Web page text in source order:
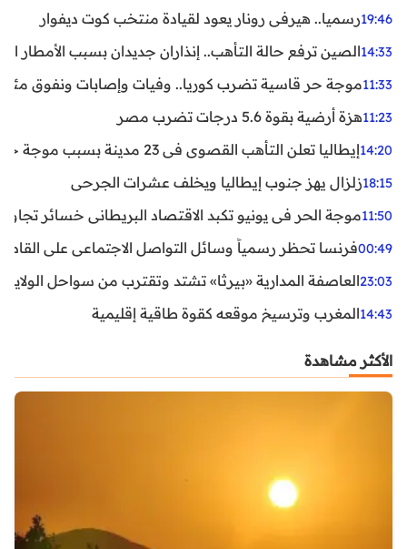
19:46رسميا.. هيرفي رونار يعود لقيادة منتخب كوت ديفوار
14:33الصين ترفع حالة التأهب.. إنذاران جديدان بسبب الأمطار
11:33موجة حر قاسية تضرب كوريا.. وفيات وإصابات ونفوق مئات
11:23هزة أرضية بقوة 5.6 درجات تضرب مصر
14:20إيطاليا تعلن التأهب القصوى في 23 مدينة بسبب موجة حر شديدة
18:15زلزال يهز جنوب إيطاليا ويخلف عشرات الجرحى
11:50موجة الحر في يونيو تكبد الاقتصاد البريطاني خسائر تجاوزت 1.5 مليار
00:49فرنسا تحظر رسمياً وسائل التواصل الاجتماعي على القاصرين
23:03العاصفة المدارية «بيرثا» تشتد وتقترب من سواحل
14:43المغرب وترسيخ موقعه كقوة طاقية إقليمية
الأكثر مشاهدة